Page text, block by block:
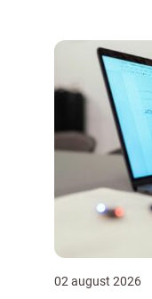
02 august 2026